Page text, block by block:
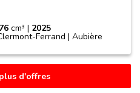
cm³ | 2025
Ferrand | Aubière
d'offres